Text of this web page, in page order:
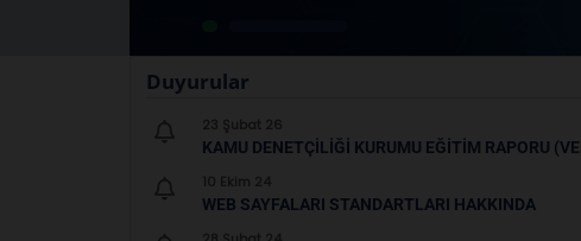
Duyurular
KAMU DENETÇILIĞI KURUMU EĞITIM RAPORU
WEB SAYFALARI STANDARTLARI HAKKINDA